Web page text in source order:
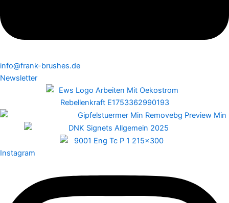
info@frank-brushes.de
Newsletter
Instagram